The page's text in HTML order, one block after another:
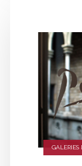
GALERIES